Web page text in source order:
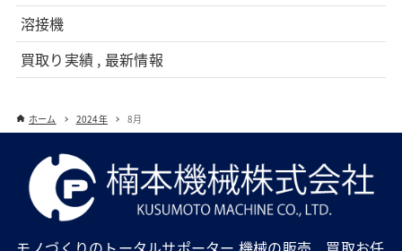
溶接機
買取り実績 , 最新情報
ホーム 2024年 8月